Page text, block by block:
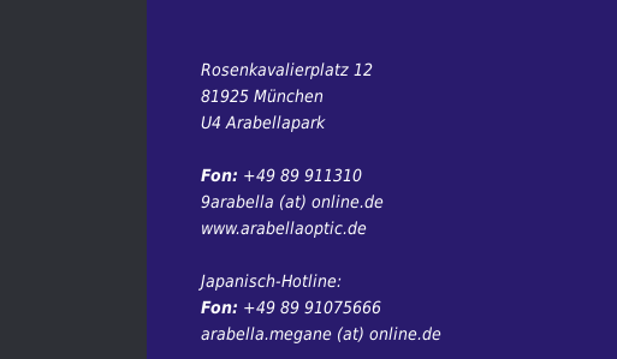
Rosenkavalierplatz 12
81925 München
U4 Arabellapark
Fon: +49 89 911310
9arabella (at) online.de
www.arabellaoptic.de
Japanisch-Hotline:
Fon: +49 89 91075666
arabella.megane (at) online.de